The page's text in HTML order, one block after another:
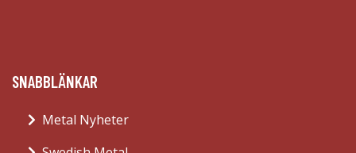
SNABBLÄNKAR
Metal Nyheter